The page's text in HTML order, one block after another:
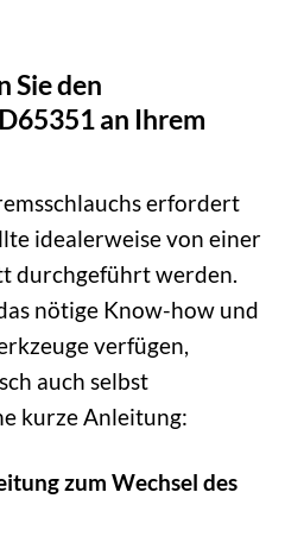
Sie den
an Ihrem
erfordert
idealerweise von einer
durchgeführt werden.
nötige Know-how und
verfügen,
auch selbst
kurze Anleitung:
zum Wechsel des